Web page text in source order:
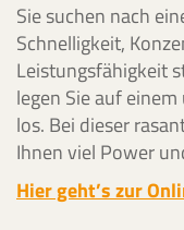
Sie suchen nach
Schnelligkeit,
Leistungsfähigkeit
legen Sie auf
los. Bei dieser
Ihnen viel Power
Hier geht’s zur